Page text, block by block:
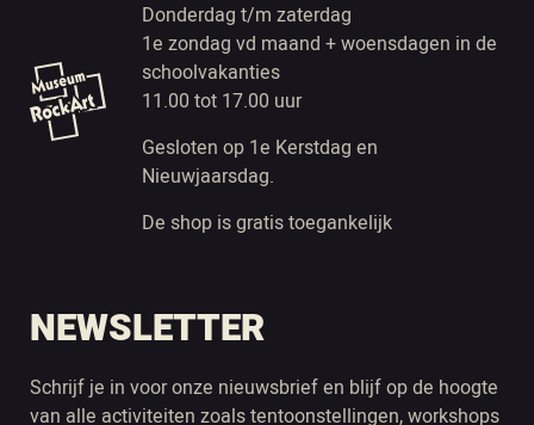
Donderdag t/m zaterdag
1e zondag vd maand + woensdagen in de
schoolvakanties
11.00 tot 17.00 uur
Gesloten op 1e Kerstdag en
Nieuwjaarsdag.
De shop is gratis toegankelijk
NEWSLETTER
Schrijf je in voor onze nieuwsbrief en blijf op de hoogte
van alle activiteiten zoals tentoonstellingen, workshops